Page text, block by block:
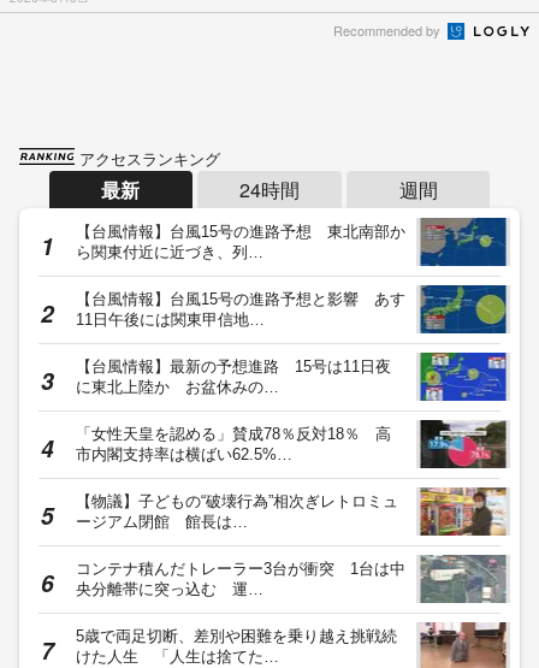
Recommended by
アクセスランキング
最新 24時間 週間
【台風情報】台風15号の進路予想 東北南部か
ら関東付近に近づき、列…
【台風情報】台風15号の進路予想と影響 あす
11日午後には関東甲信地…
【台風情報】最新の予想進路 15号は11日夜
に東北上陸か お盆休みの…
「女性天皇を認める」賛成78％反対18％ 高
市内閣支持率は横ばい62.5%…
【物議】子どもの“破壊行為”相次ぎレトロミュ
ージアム閉館 館長は…
コンテナ積んだトレーラー3台が衝突 1台は中
央分離帯に突っ込む 運…
5歳で両足切断、差別や困難を乗り越え挑戦続
けた人生 「人生は捨てた…